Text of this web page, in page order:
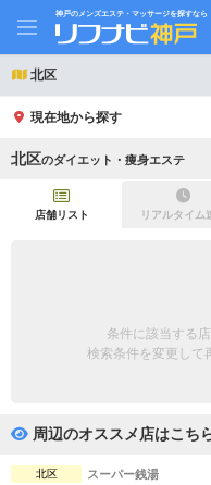
神戸のメンズエステ・マッサージを探すなら
北区
現在地から探す
北区のダイエット・痩身エステ
店舗リスト リアルタイム
条件に該当する
検索条件を変更して
周辺のオススメ店はこち
北区 スーパー銭湯